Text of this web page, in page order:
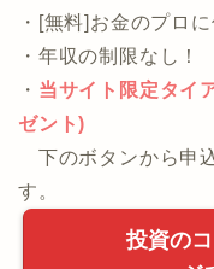
・[無料]お金のプロ
・当サイト限定タイ